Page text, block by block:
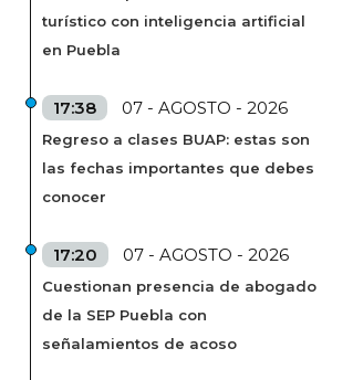
turístico con inteligencia artificial
en Puebla
17:38 07 - AGOSTO - 2026
Regreso a clases BUAP: estas son
las fechas importantes que debes
conocer
17:20 07 - AGOSTO - 2026
Cuestionan presencia de abogado
de la SEP Puebla con
señalamientos de acoso